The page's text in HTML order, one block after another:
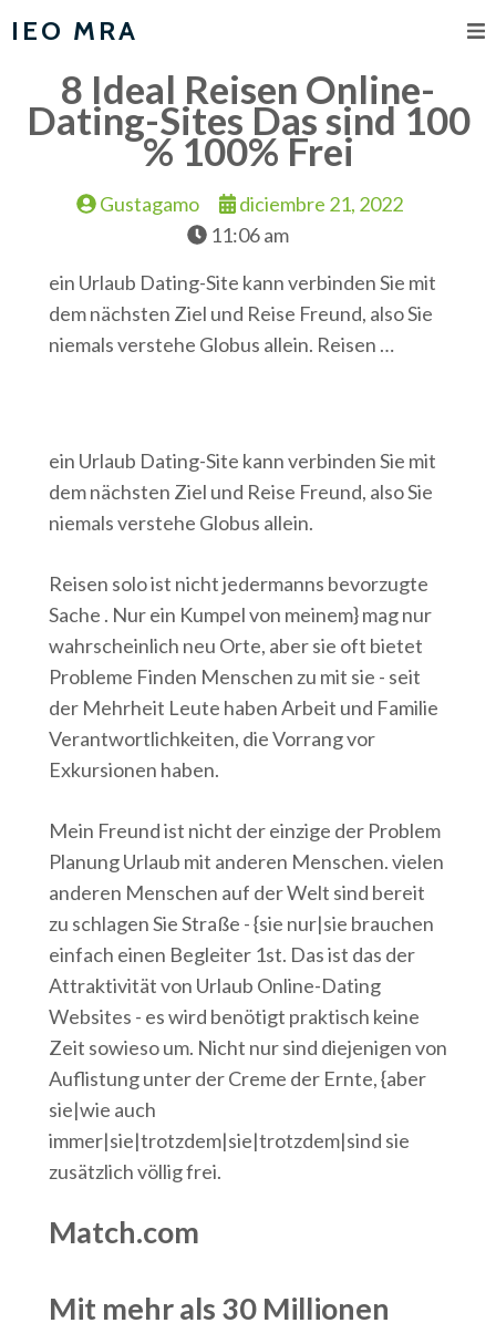
IEO MRA
8 Ideal Reisen Online-
Dating-Sites Das sind 100
% 100% Frei
Gustagamo
diciembre 21, 2022
11:06 am
ein Urlaub Dating-Site kann verbinden Sie mit
dem nächsten Ziel und Reise Freund, also Sie
niemals verstehe Globus allein. Reisen …
ein Urlaub Dating-Site kann verbinden Sie mit
dem nächsten Ziel und Reise Freund, also Sie
niemals verstehe Globus allein.
Reisen solo ist nicht jedermanns bevorzugte
Sache . Nur ein Kumpel von meinem} mag nur
wahrscheinlich neu Orte, aber sie oft bietet
Probleme Finden Menschen zu mit sie - seit
der Mehrheit Leute haben Arbeit und Familie
Verantwortlichkeiten, die Vorrang vor
Exkursionen haben.
Mein Freund ist nicht der einzige der Problem
Planung Urlaub mit anderen Menschen. vielen
anderen Menschen auf der Welt sind bereit
zu schlagen Sie Straße - {sie nur|sie brauchen
einfach einen Begleiter 1st. Das ist das der
Attraktivität von Urlaub Online-Dating
Websites - es wird benötigt praktisch keine
Zeit sowieso um. Nicht nur sind diejenigen von
Auflistung unter der Creme der Ernte, {aber
sie|wie auch
immer|sie|trotzdem|sie|trotzdem|sind sie
zusätzlich völlig frei.
Match.com
Mit mehr als 30 Millionen